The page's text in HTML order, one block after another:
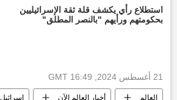
استطلاع رأي يكشف قلة ثقة الإسرائيليين
بحكومتهم ورأيهم "بالنصر المطلق"
21 أغسطس 2024, 16:49 GMT
العالم أخبار العالم الآن إسرائيل